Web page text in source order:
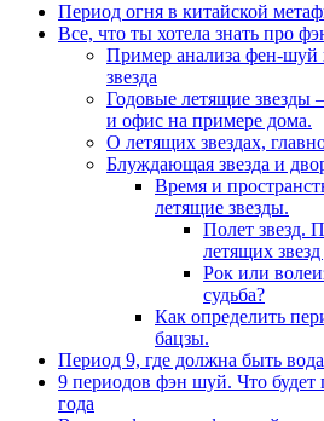
Период огня в китайской
Все, что ты хотела знать про
Пример анализа фен-шуй
звезда
Годовые летящие звезды
и офис на примере дома.
О летящих звездах,
Блуждающая звезда и
Время и
летящие звезды.
Полет звезд.
летящих
Рок или
судьба?
Как определить
бацзы.
Период 9, где должна быть
9 периодов фэн шуй. Что будет
года